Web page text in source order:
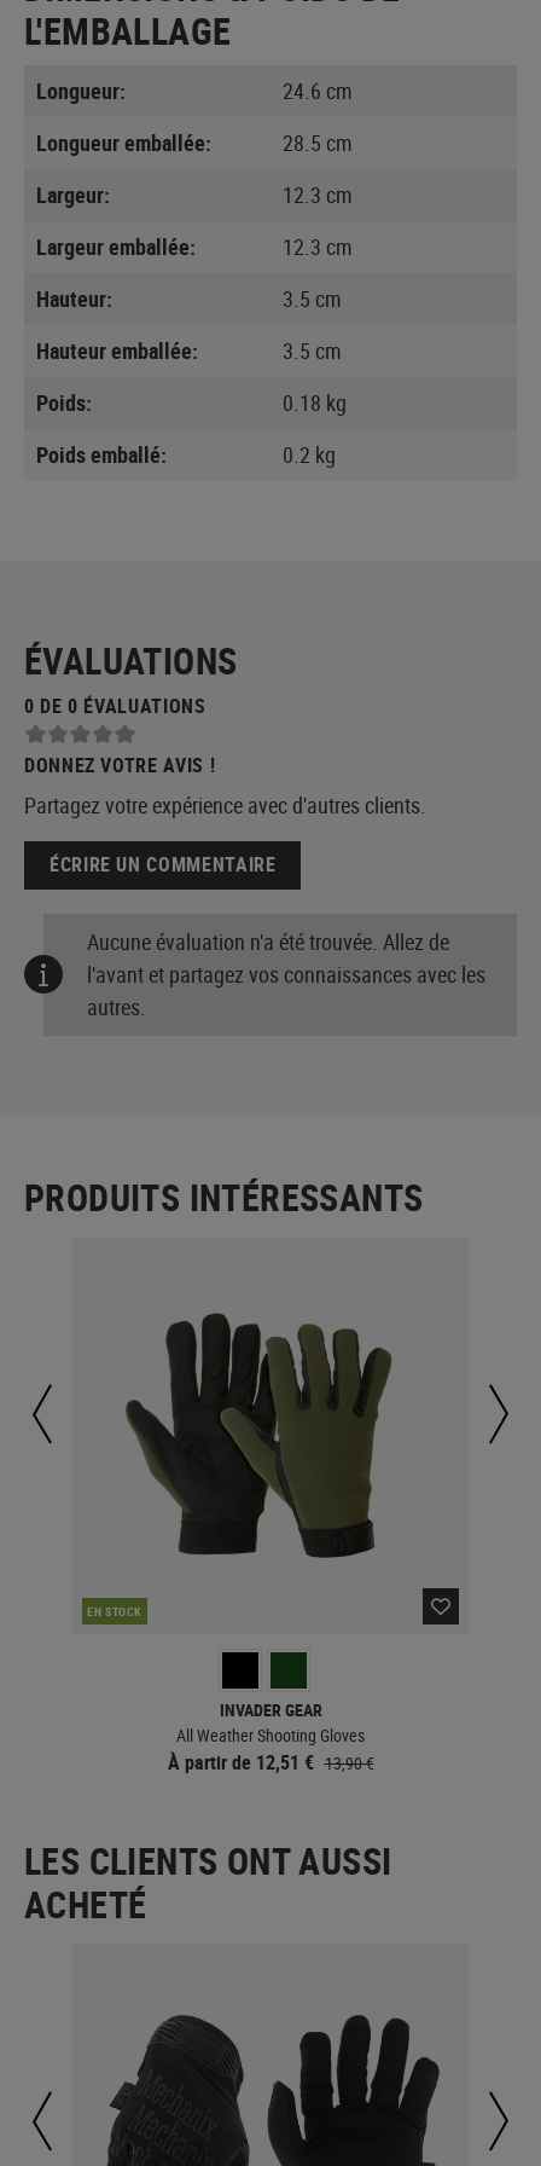
L'EMBALLAGE
Longueur:
24.6 cm
Longueur emballée:
28.5 cm
Largeur:
12.3 cm
Largeur emballée:
12.3 cm
Hauteur:
3.5 cm
Hauteur emballée:
3.5 cm
Poids:
0.18 kg
Poids emballé:
0.2 kg
ÉVALUATIONS
0 DE 0 ÉVALUATIONS
DONNEZ VOTRE AVIS !
Partagez votre expérience avec d'autres clients.
ÉCRIRE UN COMMENTAIRE
Aucune évaluation n'a été trouvée. Allez de
l'avant et partagez vos connaissances avec les
autres.
PRODUITS INTÉRESSANTS
EN STOCK
INVADER GEAR
All Weather Shooting Gloves
À partir de 12,51 € 13,90 €
LES CLIENTS ONT AUSSI
ACHETÉ